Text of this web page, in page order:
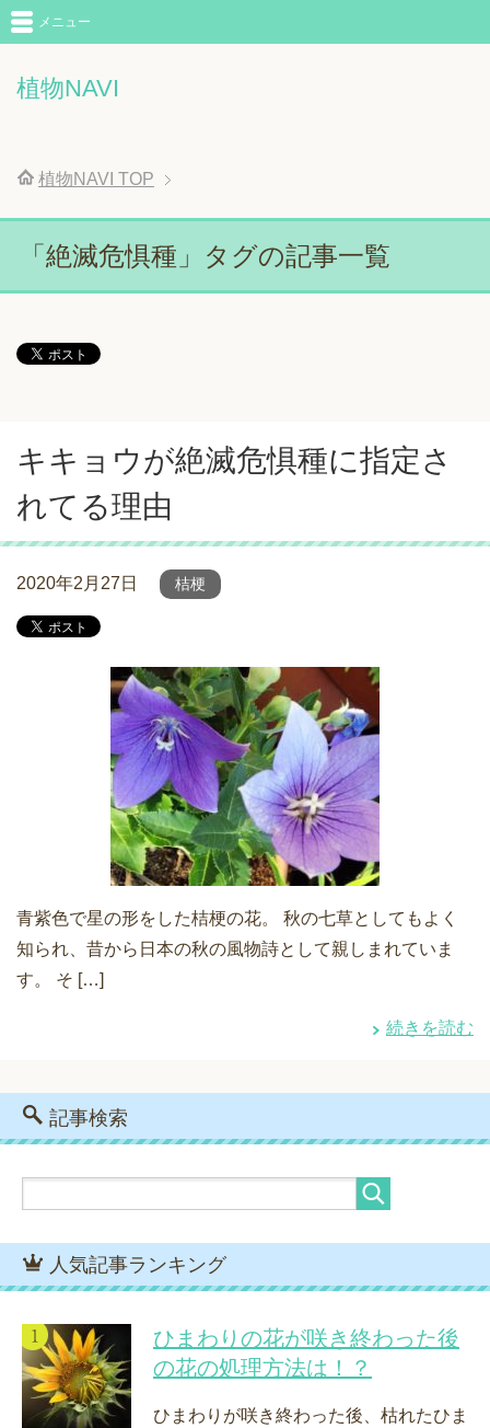
植物NAVI
メニュー
植物NAVI TOP
「絶滅危惧種」タグの記事一覧
キキョウが絶滅危惧種に指定さ
れてる理由
2020年2月27日 桔梗
青紫色で星の形をした桔梗の花。 秋の七草としてもよく
知られ、昔から日本の秋の風物詩として親しまれていま
す。 そ […]
続きを読む
記事検索
人気記事ランキング
ひまわりの花が咲き終わった後
の花の処理方法は！？
ひまわりが咲き終わった後、枯れたひま